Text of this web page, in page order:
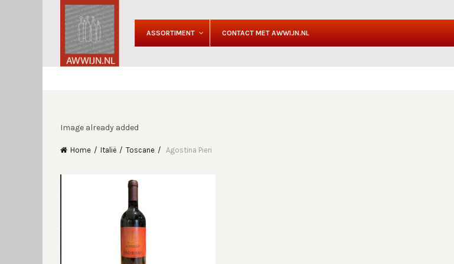
ASSORTIMENT CONTACT MET AWWIJN.NL
Image already added
Home Italië Toscane Agostina Pieri